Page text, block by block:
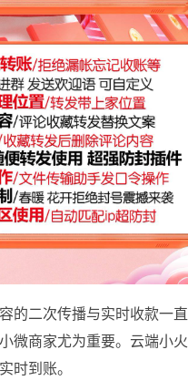
的二次传播与实时收款一
微商家尤为重要。云端小
时到账。